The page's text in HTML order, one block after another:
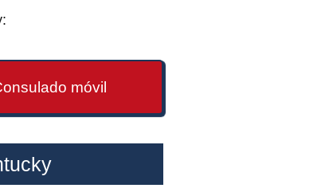
móvil